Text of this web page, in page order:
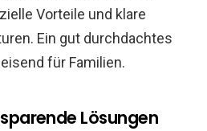
Vorteile und klare
Ein gut durchdachtes
für Familien.
Lösungen